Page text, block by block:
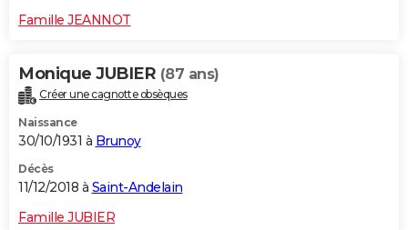
Famille JEANNOT
Monique JUBIER (87 ans)
Créer une cagnotte obsèques
Naissance
30/10/1931 à Brunoy
Décès
11/12/2018 à Saint-Andelain
Famille JUBIER